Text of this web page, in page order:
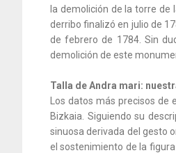
la demolición de la torre de
derribo finalizó en julio de
de febrero de 1784. Sin
demolición de este
Talla de Andra mari:
Los datos más precisos
Bizkaia. Siguiendo su
sinuosa derivada del gesto
el sostenimiento de la